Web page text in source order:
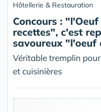
Hôtellerie & Restauration
Concours :
recettes", c'est
savoureux "l'oeuf
Véritable tremplin
et cuisinières